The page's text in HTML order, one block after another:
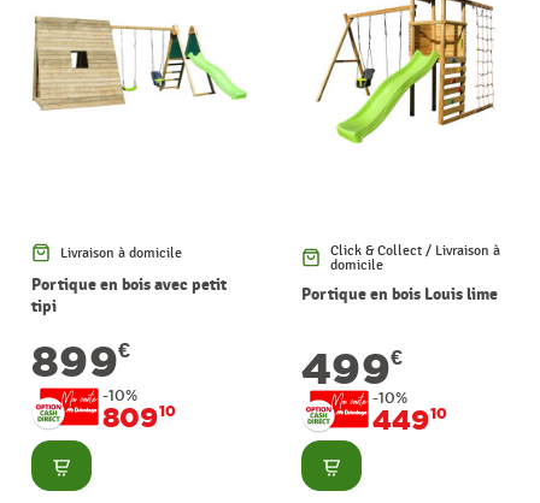
Livraison à domicile
Portique en bois avec petit
tipi
899€
-10%
80910
Consulter
Click & Collect / Livraison à
domicile
Portique en bois Louis lime
499€
-10%
44910
Consulter